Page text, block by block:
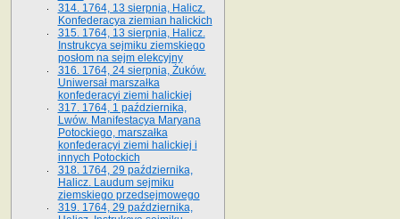
314. 1764, 13 sierpnia, Halicz.
Konfederacya ziemian halickich
315. 1764, 13 sierpnia, Halicz.
Instrukcya sejmiku ziemskiego
posłom na sejm elekcyjny
316. 1764, 24 sierpnia, Żuków.
Uniwersał marszałka
konfederacyi ziemi halickiej
317. 1764, 1 października,
Lwów. Manifestacya Maryana
Potockiego, marszałka
konfederacyi ziemi halickiej i
innych Potockich
318. 1764, 29 października,
Halicz. Laudum sejmiku
ziemskiego przedsejmowego
319. 1764, 29 października,